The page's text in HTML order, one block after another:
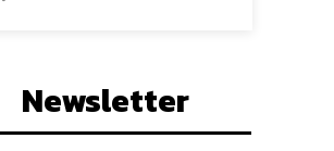
Newsletter